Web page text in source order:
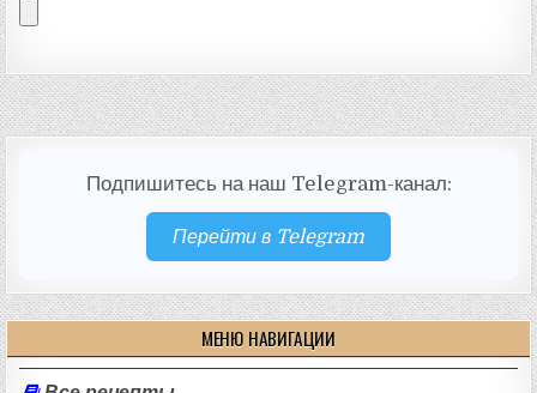
Подпишитесь на наш Telegram-канал:
Перейти в Telegram
МЕНЮ НАВИГАЦИИ